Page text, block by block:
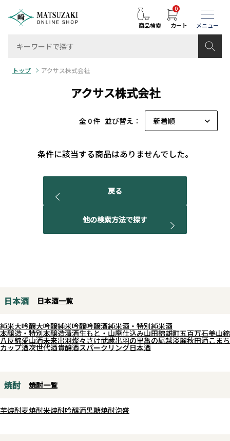
商品検索 カート
0
トップ アクサス株式会社
アクサス株式会社
全 0 件 並び替え：
条件に該当する商品はありませんでした。
戻る
他の検索方法で探す
日本酒 日本酒一覧
純米大吟醸大吟醸純米吟醸吟醸酒純米酒・特別純米酒
本醸造・特別本醸造清酒生もと・山廃仕込み山田錦雄町五百万石美山錦
八反錦愛山酒未来出羽燦々 さけ武蔵出羽の里亀の尾越淡麗秋田酒こまち
カップ酒次世代酒貴醸酒スパークリング日本酒
焼酎 焼酎一覧
芋焼酎麦焼酎米焼酎吟醸酒黒糖焼酎泡盛